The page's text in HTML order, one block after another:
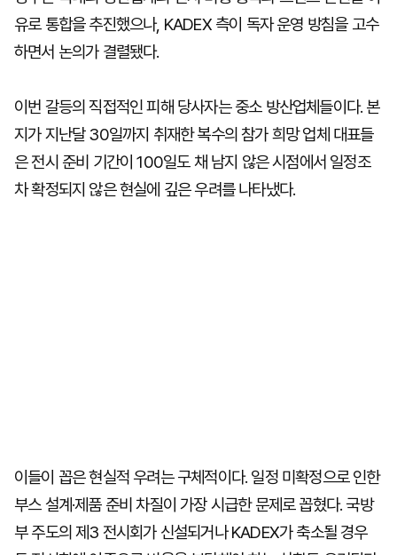
유로 통합을 추진했으나, KADEX 측이 독자 운영 방침을 고수
하면서 논의가 결렬됐다.
이번 갈등의 직접적인 피해 당사자는 중소 방산업체들이다. 본
지가 지난달 30일까지 취재한 복수의 참가 희망 업체 대표들
은 전시 준비 기간이 100일도 채 남지 않은 시점에서 일정조
차 확정되지 않은 현실에 깊은 우려를 나타냈다.
이들이 꼽은 현실적 우려는 구체적이다. 일정 미확정으로 인한
부스 설계·제품 준비 차질이 가장 시급한 문제로 꼽혔다. 국방
부 주도의 제3 전시회가 신설되거나 KADEX가 축소될 경우